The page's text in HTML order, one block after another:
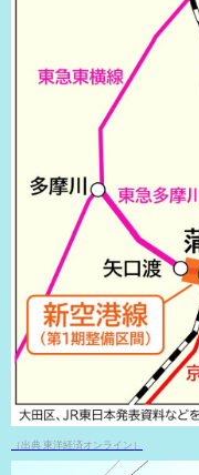
（出典 東洋経済オンライン）